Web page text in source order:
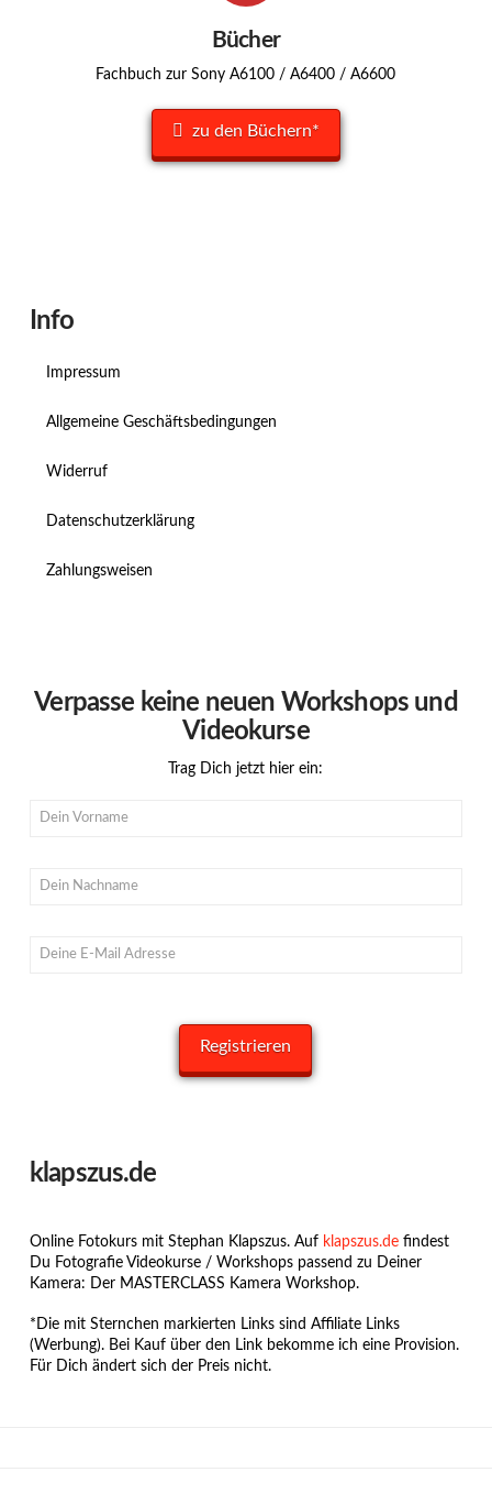
Bücher
Fachbuch zur Sony A6100 / A6400 / A6600
zu den Büchern*
Info
Impressum
Allgemeine Geschäftsbedingungen
Widerruf
Datenschutzerklärung
Zahlungsweisen
Verpasse keine neuen Workshops und
Videokurse
Trag Dich jetzt hier ein:
klapszus.de
Online Fotokurs mit Stephan Klapszus. Auf klapszus.defindest
Du Fotografie Videokurse / Workshops passend zu Deiner
Kamera: Der MASTERCLASS Kamera Workshop.
*Die mit Sternchen markierten Links sind Affiliate Links
(Werbung). Bei Kauf über den Link bekomme ich eine Provision.
Für Dich ändert sich der Preis nicht.